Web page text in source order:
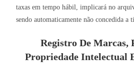
taxas em tempo hábil, implicará no
sendo automaticamente não concedida a
Registro De Marcas,
Propriedade Intelectual